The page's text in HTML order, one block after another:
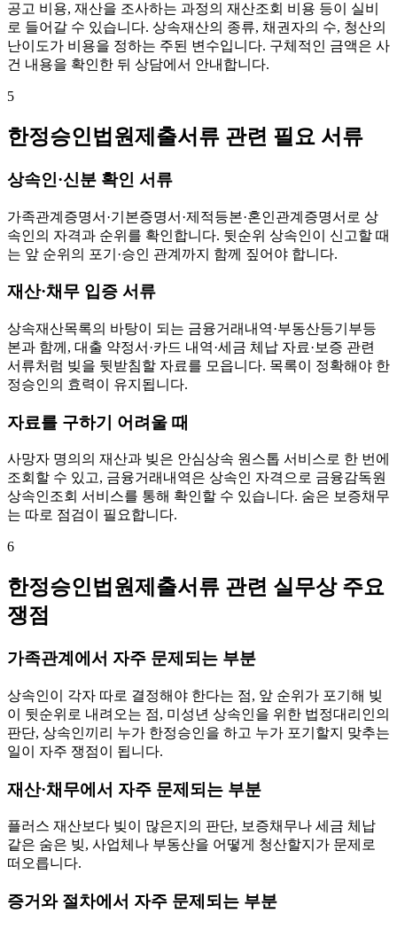
공고 비용, 재산을 조사하는 과정의 재산조회 비용 등이 실비
로 들어갈 수 있습니다. 상속재산의 종류, 채권자의 수, 청산의
난이도가 비용을 정하는 주된 변수입니다. 구체적인 금액은 사
건 내용을 확인한 뒤 상담에서 안내합니다.
5
한정승인법원제출서류 관련 필요 서류
상속인·신분 확인 서류
가족관계증명서·기본증명서·제적등본·혼인관계증명서로 상
속인의 자격과 순위를 확인합니다. 뒷순위 상속인이 신고할 때
는 앞 순위의 포기·승인 관계까지 함께 짚어야 합니다.
재산·채무 입증 서류
상속재산목록의 바탕이 되는 금융거래내역·부동산등기부등
본과 함께, 대출 약정서·카드 내역·세금 체납 자료·보증 관련
서류처럼 빚을 뒷받침할 자료를 모읍니다. 목록이 정확해야 한
정승인의 효력이 유지됩니다.
자료를 구하기 어려울 때
사망자 명의의 재산과 빚은 안심상속 원스톱 서비스로 한 번에
조회할 수 있고, 금융거래내역은 상속인 자격으로 금융감독원
상속인조회 서비스를 통해 확인할 수 있습니다. 숨은 보증채무
는 따로 점검이 필요합니다.
6
한정승인법원제출서류 관련 실무상 주요
쟁점
가족관계에서 자주 문제되는 부분
상속인이 각자 따로 결정해야 한다는 점, 앞 순위가 포기해 빚
이 뒷순위로 내려오는 점, 미성년 상속인을 위한 법정대리인의
판단, 상속인끼리 누가 한정승인을 하고 누가 포기할지 맞추는
일이 자주 쟁점이 됩니다.
재산·채무에서 자주 문제되는 부분
플러스 재산보다 빚이 많은지의 판단, 보증채무나 세금 체납
같은 숨은 빚, 사업체나 부동산을 어떻게 청산할지가 문제로
떠오릅니다.
증거와 절차에서 자주 문제되는 부분